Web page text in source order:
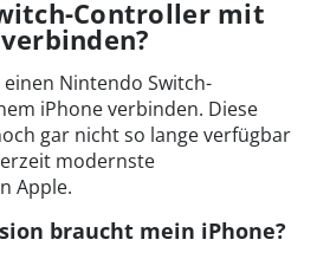
Controller mit
einen Nintendo Switch-
iPhone verbinden. Diese
gar nicht so lange verfügbar
modernste
Apple.
braucht mein iPhone?